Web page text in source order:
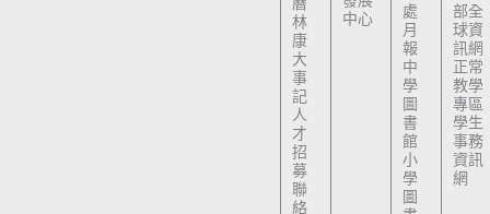
林
康
大
事
記
人
才
招
募
聯
絡
中心
處
月
報
中
學
圖
書
館
小
學
圖
部全
球資
訊網
正常
教學
專區
學生
事務
資訊
網